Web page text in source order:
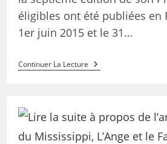
éligibles ont été publiées en
1er juin 2015 et le 31…
Continuer La Lecture